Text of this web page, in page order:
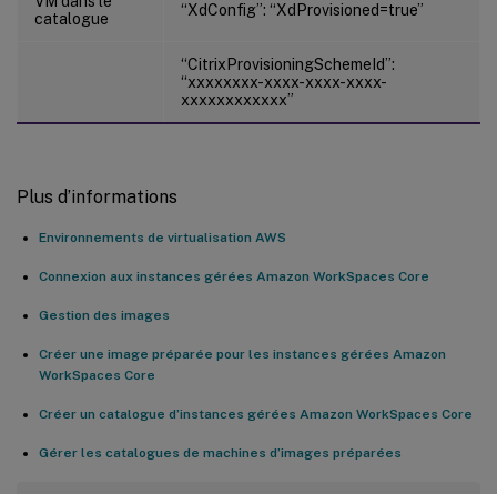
catalogue
“XdConfig”: “XdProvisioned=true”
“CitrixProvisioningSchemeId”:
“xxxxxxxx-xxxx-xxxx-xxxx-
xxxxxxxxxxxx”
Plus d’informations
Environnements de virtualisation AWS
Connexion aux instances gérées Amazon WorkSpaces Core
Gestion des images
Créer une image préparée pour les instances gérées Amazon
WorkSpaces Core
Créer un catalogue d’instances gérées Amazon WorkSpaces Core
Gérer les catalogues de machines d’images préparées